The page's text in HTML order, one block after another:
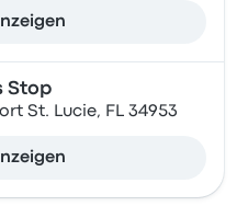
Stop
St. Lucie, FL 34953